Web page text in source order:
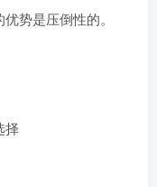
势是压倒性的。
择